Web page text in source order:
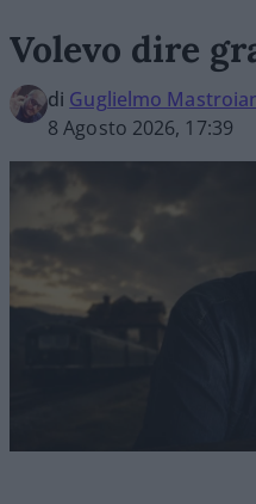
Volevo dire
di Guglielmo
8 Agosto 2026, 17:39